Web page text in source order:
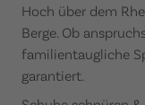
Hoch über dem
Berge. Ob
familientaugliche
garantiert.